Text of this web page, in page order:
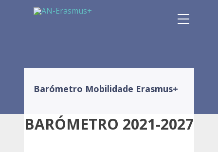
Barómetro Mobilidade Erasmus+
BARÓMETRO 2021-2027